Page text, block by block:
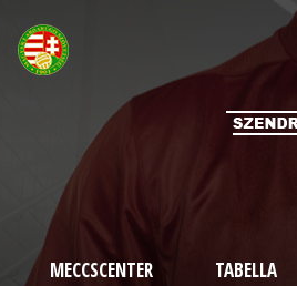
MECCSCENTER TABELLA